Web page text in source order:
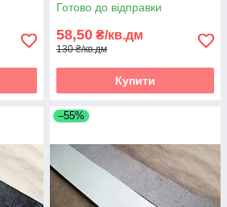
полоски зі шкіри
Готово до відправки
58,50 ₴/кв.дм
130 ₴/кв.дм
Купити
–55%